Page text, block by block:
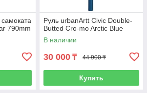
790mm
Руль urbanArtt Civic Double-
Butted Cro-mo Arctic Blue
В наличии
30 000 ₸ 44 900 ₸
Купить